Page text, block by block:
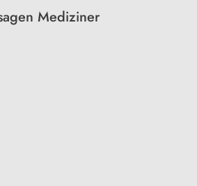
Mediziner